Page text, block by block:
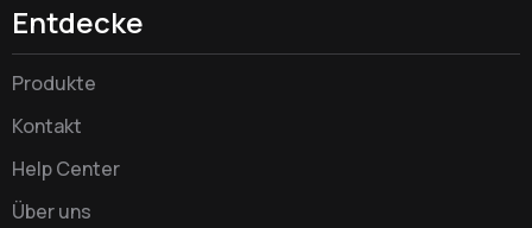
Entdecke
Produkte
Kontakt
Help Center
Über uns